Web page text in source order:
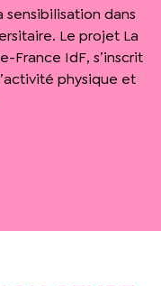
sensibilisation dans
Le projet La
France IdF, s’inscrit
physique et